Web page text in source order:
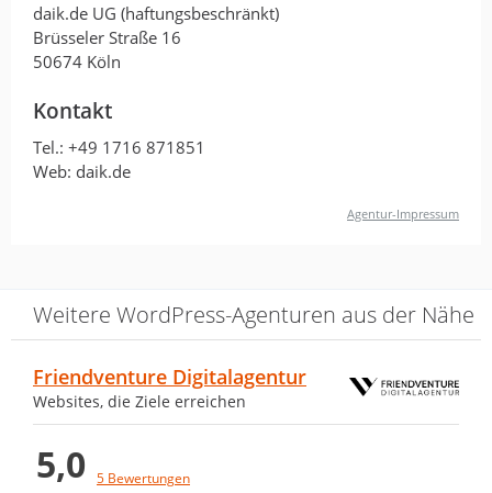
daik.de UG (haftungsbeschränkt)
Brüsseler Straße 16
50674 Köln
Kontakt
Tel.: +49 1716 871851
Web: daik.de
Agentur-Impressum
Weitere WordPress-Agenturen aus der Nähe
Friendventure Digitalagentur
Websites, die Ziele erreichen
5,0 5 Bewertungen